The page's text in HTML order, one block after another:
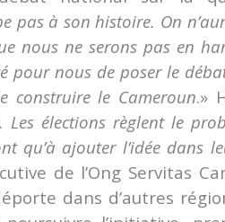
pas à son histoire. On
nous ne serons pas en
pour nous de poser le
construire le Cameroun.»
élections règlent le
qu’à ajouter l’idée dans
de l’Ong Servitas
dans d’autres